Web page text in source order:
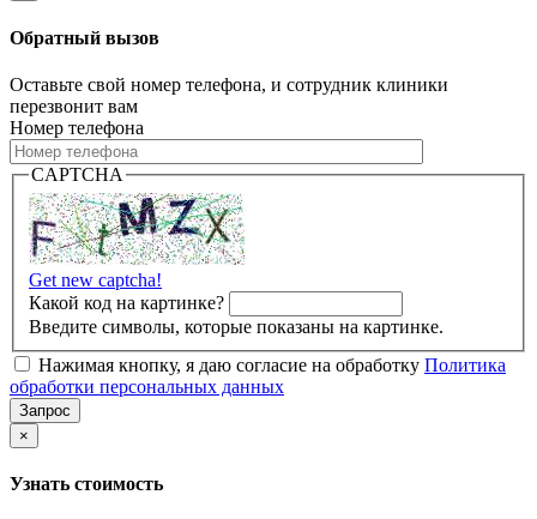
Обратный вызов
Оставьте свой номер телефона, и сотрудник клиники
перезвонит вам
Номер телефона
CAPTCHA
Get new captcha!
Какой код на картинке?
Введите символы, которые показаны на картинке.
Нажимая кнопку, я даю согласие на обработку Политика
обработки персональных данных
×
Узнать стоимость